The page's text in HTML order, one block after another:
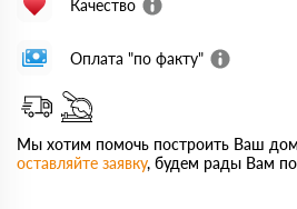
Качество
Оплата "по факту"
Мы хотим помочь построить Ваш
оставляйте заявку, будем рады Вам